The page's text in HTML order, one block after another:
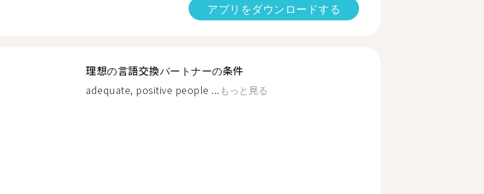
アプリをダウンロードする
理想の言語交換パートナーの条件
adequate, positive people ... もっと見る